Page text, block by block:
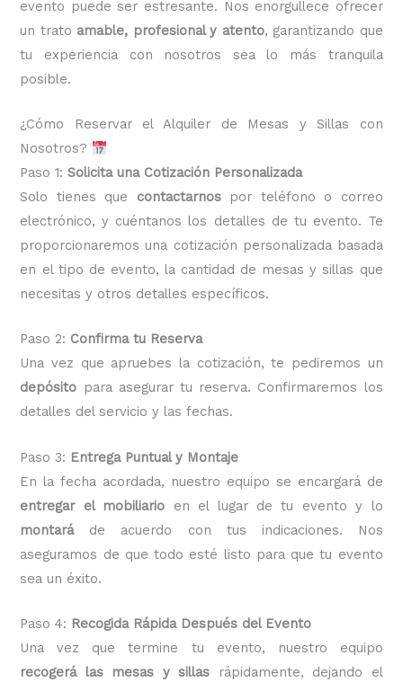
evento puede ser estresante. Nos enorgullece ofrecer
un trato amable, profesional y atento, garantizando que
tu experiencia con nosotros sea lo más tranquila
posible.
¿Cómo Reservar el Alquiler de Mesas y Sillas con
Nosotros?
Paso 1:Solicita una Cotización Personalizada
Solo tienes que contactarnospor teléfono o correo
electrónico, y cuéntanos los detalles de tu evento. Te
proporcionaremos una cotización personalizada basada
en el tipo de evento, la cantidad de mesas y sillas que
necesitas y otros detalles específicos.
Paso 2: Confirma tu Reserva
Una vez que apruebes la cotización, te pediremos un
depósito para asegurar tu reserva. Confirmaremos los
detalles del servicio y las fechas.
Paso 3: Entrega Puntual y Montaje
En la fecha acordada, nuestro equipo se encargará de
entregar el mobiliario en el lugar de tu evento y lo
montaráde acuerdo con tus indicaciones. Nos
aseguramos de que todo esté listo para que tu evento
sea un éxito.
Paso 4: Recogida Rápida Después del Evento
Una vez que termine tu evento, nuestro equipo
recogerá las mesas y sillas rápidamente, dejando el